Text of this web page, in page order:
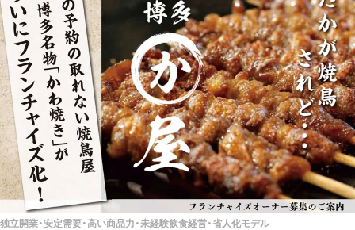
独立開業・安定需要・高い商品力・未経験飲食経営・省人化モデル